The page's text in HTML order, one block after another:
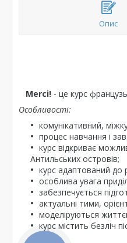
Опис
Merci! - це курс
Особливості:
комунікативний,
процес навчання і
курс відкриває
Антильських островів;
курс адаптований до
особлива увага
забезпечується
актуальні тими,
моделіруються
курс містить безліч